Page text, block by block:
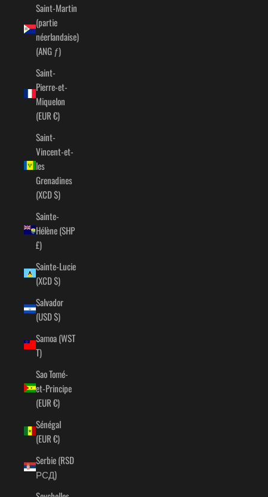
Saint-Martin
(partie
néerlandaise)
(ANG ƒ)
Saint-
Pierre-et-
Miquelon
(EUR €)
Saint-
Vincent-et-
les
Grenadines
(XCD $)
Sainte-
Hélène (SHP
£)
Sainte-Lucie
(XCD $)
Salvador
(USD $)
Samoa (WST
T)
Sao Tomé-
et-Principe
(EUR €)
Sénégal
(EUR €)
Serbie (RSD
РСД)